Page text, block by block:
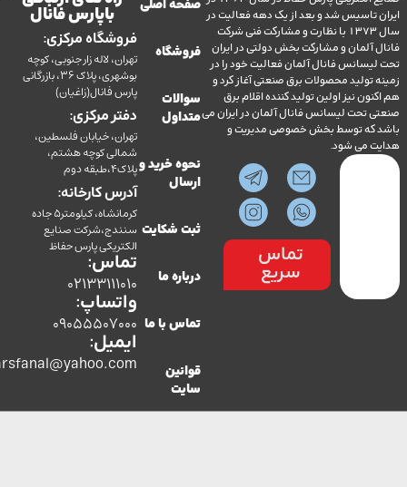
شد و بعد از یک دهه فعالیت در
سال 1373 با نظارت و مشارکت فنی شرکت
و مشارکت بخش دولتی در ایران
فانال آلمان فعالیت خود را در
محصولات برق صنعتی آغاز کرد و
نیز اولین تولید کننده اقلام برق
لیسانس فانال آلمان در ایران می
توسط بخش خصوصی مدیریت و
می شود.
تماس
سریع
صفحه اصلی
فروشگاه
سوالات
متداول
نحوه خرید و
ثبت شکایت
درباره ما
تماس با ما
قوانین
با پارس فانال
فروشگاه مرکزی:
تهران، لاله زار جنوبی، کوچه
بوشهری، پلاک 36، بازرگانی
پارس فانال(زاغیان)
دفتر مرکزی:
تهران، خیابان فلسطین،
شمالی کوچه هشتم،
پلاک4،طبقه دوم
آدرس کارخانه:
کرمانشاه، کیلومتر5 جاده
سنندج،شرکت صنایع
الکتریکی پارس حفاظ
تماس:
02133111010
واتساپ:
09055507000
ایمیل:
co.parsfanal@yahoo.com